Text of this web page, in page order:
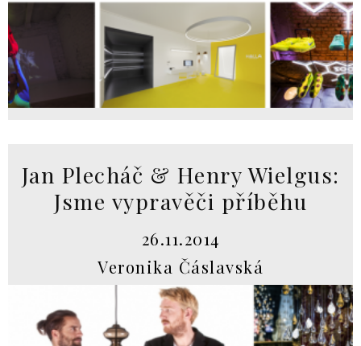
Jan Plecháč & Henry Wielgus:
Jsme vypravěči příběhu
26.11.2014
Veronika Čáslavská